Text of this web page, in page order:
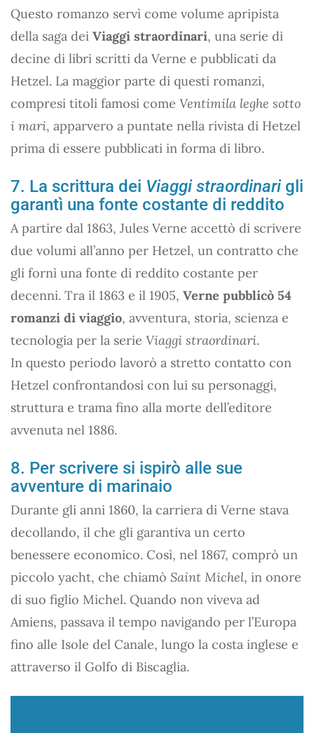
Questo romanzo servì come volume apripista
della saga dei Viaggi straordinari, una serie di
decine di libri scritti da Verne e pubblicati da
Hetzel. La maggior parte di questi romanzi,
compresi titoli famosi come Ventimila leghe sotto
i mari, apparvero a puntate nella rivista di Hetzel
prima di essere pubblicati in forma di libro.
7. La scrittura dei Viaggi straordinari gli
garantì una fonte costante di reddito
A partire dal 1863, Jules Verne accettò di scrivere
due volumi all’anno per Hetzel, un contratto che
gli fornì una fonte di reddito costante per
decenni. Tra il 1863 e il 1905, Verne pubblicò 54
romanzi di viaggio, avventura, storia, scienza e
tecnologia per la serie Viaggi straordinari.
In questo periodo lavorò a stretto contatto con
Hetzel confrontandosi con lui su personaggi,
struttura e trama fino alla morte dell’editore
avvenuta nel 1886.
8. Per scrivere si ispirò alle sue
avventure di marinaio
Durante gli anni 1860, la carriera di Verne stava
decollando, il che gli garantiva un certo
benessere economico. Così, nel 1867, comprò un
piccolo yacht, che chiamò Saint Michel, in onore
di suo figlio Michel. Quando non viveva ad
Amiens, passava il tempo navigando per l’Europa
fino alle Isole del Canale, lungo la costa inglese e
attraverso il Golfo di Biscaglia.